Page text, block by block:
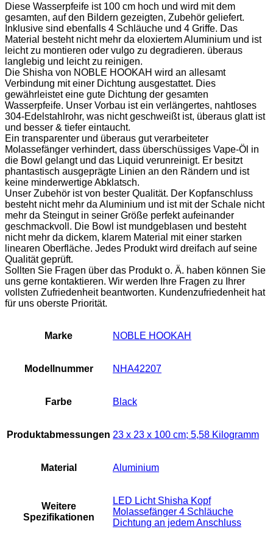
Diese Wasserpfeife ist 100 cm hoch und wird mit dem
gesamten, auf den Bildern gezeigten, Zubehör geliefert.
Inklusive sind ebenfalls 4 Schläuche und 4 Griffe. Das
Material besteht nicht mehr da eloxiertem Aluminium und ist
leicht zu montieren oder vulgo zu degradieren. überaus
langlebig und leicht zu reinigen.
Die Shisha von NOBLE HOOKAH wird an allesamt
Verbindung mit einer Dichtung ausgestattet. Dies
gewährleistet eine gute Dichtung der gesamten
Wasserpfeife. Unser Vorbau ist ein verlängertes, nahtloses
304-Edelstahlrohr, was nicht geschweißt ist, überaus glatt ist
und besser & tiefer eintaucht.
Ein transparenter und überaus gut verarbeiteter
Molassefänger verhindert, dass überschüssiges Vape-Öl in
die Bowl gelangt und das Liquid verunreinigt. Er besitzt
phantastisch ausgeprägte Linien an den Rändern und ist
keine minderwertige Abklatsch.
Unser Zubehör ist von bester Qualität. Der Kopfanschluss
besteht nicht mehr da Aluminium und ist mit der Schale nicht
mehr da Steingut in seiner Größe perfekt aufeinander
geschmackvoll. Die Bowl ist mundgeblasen und besteht
nicht mehr da dickem, klarem Material mit einer starken
linearen Oberfläche. Jedes Produkt wird dreifach auf seine
Qualität geprüft.
Sollten Sie Fragen über das Produkt o. Ä. haben können Sie
uns gerne kontaktieren. Wir werden Ihre Fragen zu Ihrer
vollsten Zufriedenheit beantworten. Kundenzufriedenheit hat
für uns oberste Priorität.
Marke ‎NOBLE HOOKAH
Modellnummer ‎NHA42207
Farbe Black
Produktabmessungen ‎23 x 23 x 100 cm; 5,58 Kilogramm
Material ‎Aluminium
Weitere
Spezifikationen
‎LED Licht Shisha Kopf
Molassefänger 4 Schläuche
Dichtung an jedem Anschluss